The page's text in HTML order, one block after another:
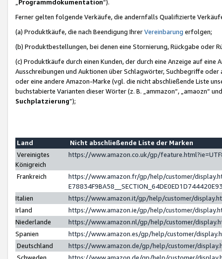
Programmdokumentation“).
Ferner gelten folgende Verkäufe, die andernfalls Qualifizierte
(a) Produktkäufe, die nach Beendigung IhrerVereinbarung erfolgen;
(b) Produktbestellungen, bei denen eine Stornierung, Rückgabe oder
(c) Produktkäufe durch einen Kunden, der durch eine Anzeige auf
Ausschreibungen und Auktionen über Schlagwörter, Suchbegriffe
oder eine andere Amazon-Marke (vgl. die nicht abschließende Liste
buchstabierte Varianten dieser Wörter (z. B. „ammazon“, „amaozn“
Suchplatzierung”);
Land
Nicht abschließende Liste der Marken
Vereinigtes
Königreich
https://www.amazon.co.uk/gp/
Frankreich
https://www.amazon.fr/gp/help/customer/
Italien
https://www.amazon.it/gp/help/customer/
Irland
https://www.amazon.ie/gp/help/customer/
Niederlande
https://www.amazon.nl/gp/help/customer/
Spanien
https://www.amazon.es/gp/help/customer/
Deutschland
https://www.amazon.de/gp/help/customer/
Schweden
https://www.amazon.de/gp/help/customer/